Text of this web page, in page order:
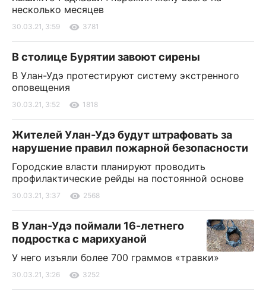
несколько месяцев
30.03.21, 3:59 3781
В столице Бурятии завоют сирены
В Улан-Удэ протестируют систему экстренного
оповещения
30.03.21, 3:52 1818
Жителей Улан-Удэ будут штрафовать за
нарушение правил пожарной безопасности
Городские власти планируют проводить
профилактические рейды на постоянной основе
30.03.21, 3:37 2568
В Улан-Удэ поймали 16-летнего
подростка с марихуаной
У него изъяли более 700 граммов «травки»
30.03.21, 3:26 3252